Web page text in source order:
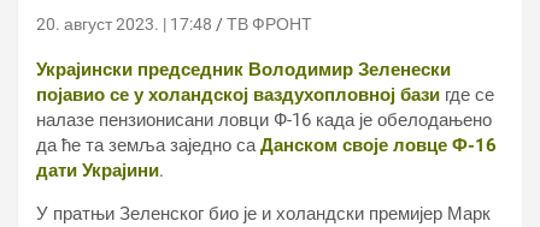
20. август 2023. | 17:48 ТВ ФРОНТ
Украјински председник Володимир Зеленески
појавио се у холандској ваздухопловној бази где се
налазе пензионисани ловци Ф-16 када је обелодањено
да ће та земља заједно саДанском своје ловце Ф-16
дати Украјини.
У пратњи Зеленског био је и холандски премијер Марк